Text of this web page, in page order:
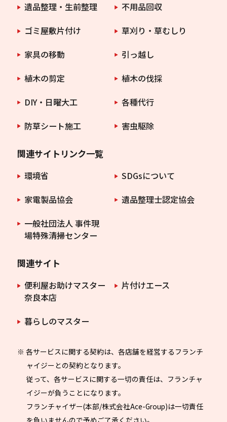
遺品整理・生前整理
不用品回収
ゴミ屋敷片付け
草刈り・草むしり
家具の移動
引っ越し
植木の剪定
植木の伐採
DIY・日曜大工
各種代行
防草シート施工
害虫駆除
関連サイトリンク一覧
環境省
SDGsについて
家電製品協会
遺品整理士認定協会
一般社団法人 事件現
場特殊清掃センター
関連サイト
便利屋お助けマスター
奈良本店
片付けエース
暮らしのマスター
※ 各サービスに関する契約は、各店舗を経営するフランチ
ャイジーとの契約となります。
従って、各サービスに関する一切の責任は、フランチャ
イジーが負うことになります。
フランチャイザー(本部/株式会社Ace-Group)は一切責任
を負いませんので予めご了承ください。